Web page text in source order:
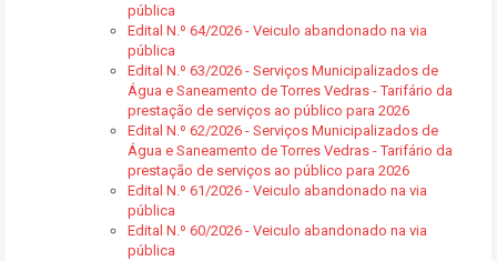
pública
Edital N.º 64/2026 - Veiculo abandonado na via
pública
Edital N.º 63/2026 - Serviços Municipalizados de
Água e Saneamento de Torres Vedras - Tarifário da
prestação de serviços ao público para 2026
Edital N.º 62/2026 - Serviços Municipalizados de
Água e Saneamento de Torres Vedras - Tarifário da
prestação de serviços ao público para 2026
Edital N.º 61/2026 - Veiculo abandonado na via
pública
Edital N.º 60/2026 - Veiculo abandonado na via
pública